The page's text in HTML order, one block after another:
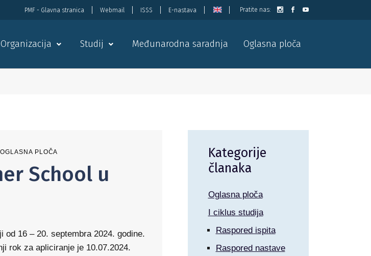
PMF - Glavna stranica Webmail ISSS E-nastava Pratite nas:
Organizacija Studij Međunarodna saradnja Oglasna ploča
OGLASNA PLOČA
School u
16 – 20. septembra 2024. godine.
rok za apliciranje je 10.07.2024.
Kategorije
članaka
Oglasna ploča
I ciklus studija
Raspored ispita
Raspored nastave